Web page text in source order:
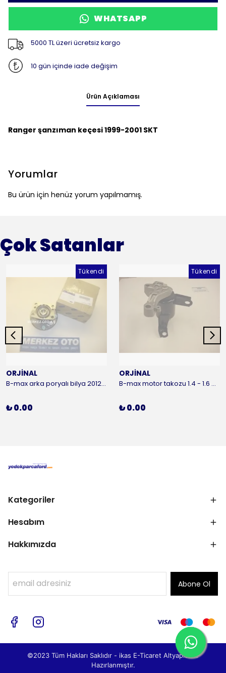
WHATSAPP
5000 TL üzeri ücretsiz kargo
10 gün içinde iade değişim
Ürün Açıklaması
Ranger şanzıman keçesi 1999-2001 SKT
Yorumlar
Bu ürün için henüz yorum yapılmamış.
Çok Satanlar
Tükendi
ORJİNAL
B-max arka poryalı bilya 2012-2016 ORJİNAL
₺ 0.00
Tükendi
ORJİNAL
B-max motor takozu 1.4 - 1.6 benzinli 2012-2016 ORJİNAL
₺ 0.00
Kategoriler
Hesabım
Hakkımızda
Abone Ol
©2023 Tüm Hakları Saklıdır - ikas E-Ticaret Altyapısı ile
Hazırlanmıştır.